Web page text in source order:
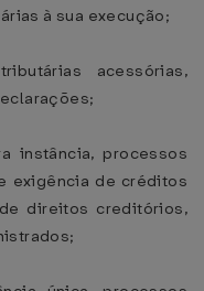
à sua execução;
acessórias,
instância, processos
exigência de créditos
direitos creditórios,